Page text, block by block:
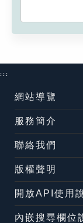
:::
網站導覽
服務簡介
聯絡我們
版權聲明
開放API使用
內嵌搜尋欄位